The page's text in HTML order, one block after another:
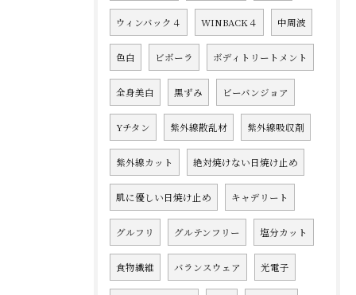
ウィンバック４ WINBACK４ 中周波
色白 ビボーラ ボディトリートメント
全身美白 黒ずみ ビーバンジョア
Yチタン 紫外線散乱材 紫外線吸収剤
紫外線カット 絶対焼けない日焼け止め
肌に優しい日焼け止め キャデリート
グルフリ グルテンフリー 塩分カット
食物繊維 バランスウェア 光電子